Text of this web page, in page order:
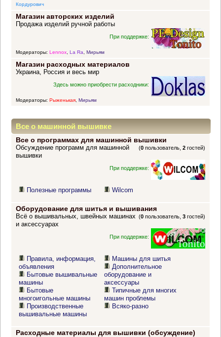
Кордурович
Магазин авторских изделий
Продажа изделий ручной работы
При поддержке:
Модераторы: Lennox, La Ra, Мирьям
Магазин расходных материалов
Украина, Россия и весь мир
Здесь можно приобрести расходники:
Модераторы: Рыженькая, Мирьям
Все о машинной вышивке
Все о программах для машинной вышивки
(0 пользователь,2 гостей)
Обсуждение программ для машинной
вышивки
При поддержке:
Полезные программы Wilcom
Оборудование для шитья и вышивания
(0 пользователь,3 гостей)
Всё о вышивальных, швейных машинах
и аксессуарах
При поддержке:
Правила, информация,
объявления
Бытовые вышивальные
машины
Бытовые
многоигольные машины
Производственные
вышивальные машины
Машины для шитья
Дополнительное
оборудование и
аксессуары
Типичные для многих
машин проблемы
Всяко-разно
Расходные материалы для вышивки (обсуждение)